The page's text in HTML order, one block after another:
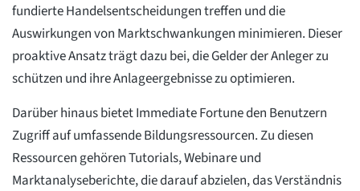
fundierte Handelsentscheidungen treffen und die
Auswirkungen von Marktschwankungen minimieren. Dieser
proaktive Ansatz trägt dazu bei, die Gelder der Anleger zu
schützen und ihre Anlageergebnisse zu optimieren.
Darüber hinaus bietet Immediate Fortune den Benutzern
Zugriff auf umfassende Bildungsressourcen. Zu diesen
Ressourcen gehören Tutorials, Webinare und
Marktanalyseberichte, die darauf abzielen, das Verständnis